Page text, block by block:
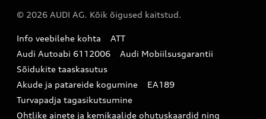
Audi konfiguraator (konfiguraator on inglisekeelne)
Garantiitingimused
Broneeri teenindus
Infopäring
Audi uudised
myAudi
Uudiskiri
© 2026 AUDI AG. Kõik õigused kaitstud.
Info veebilehe kohta
ATT
Audi Autoabi 6112006
Audi Mobiilsusgarantii
Sõidukite taaskasutus
Akude ja patareide kogumine
EA189
Turvapadja tagasikutsumine
Ohtlike ainete ja kemikaalide ohutuskaardid ning